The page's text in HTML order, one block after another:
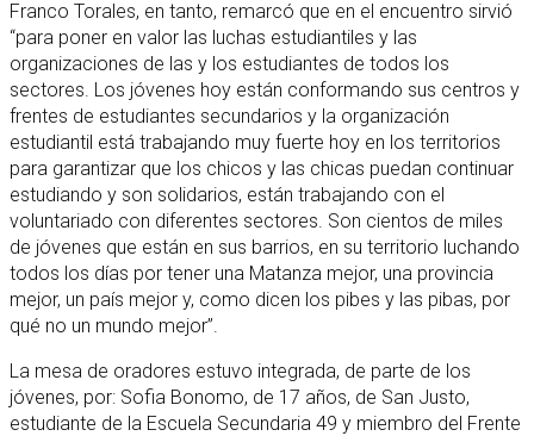
Franco Torales, en tanto, remarcó que en el encuentro sirvió
“para poner en valor las luchas estudiantiles y las
organizaciones de las y los estudiantes de todos los
sectores. Los jóvenes hoy están conformando sus centros y
frentes de estudiantes secundarios y la organización
estudiantil está trabajando muy fuerte hoy en los territorios
para garantizar que los chicos y las chicas puedan continuar
estudiando y son solidarios, están trabajando con el
voluntariado con diferentes sectores. Son cientos de miles
de jóvenes que están en sus barrios, en su territorio luchando
todos los días por tener una Matanza mejor, una provincia
mejor, un país mejor y, como dicen los pibes y las pibas, por
qué no un mundo mejor”.
La mesa de oradores estuvo integrada, de parte de los
jóvenes, por: Sofia Bonomo, de 17 años, de San Justo,
estudiante de la Escuela Secundaria 49 y miembro del Frente